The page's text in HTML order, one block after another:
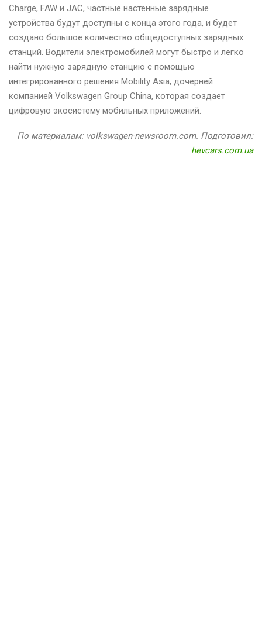
Charge, FAW и JAC, частные настенные зарядные
устройства будут доступны с конца этого года, и будет
создано большое количество общедоступных зарядных
станций. Водители электромобилей могут быстро и легко
найти нужную зарядную станцию с помощью
интегрированного решения Mobility Asia, дочерней
компанией Volkswagen Group China, которая создает
цифровую экосистему мобильных приложений.
По материалам: volkswagen-newsroom.com. Подготовил:
hevcars.com.ua